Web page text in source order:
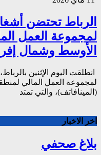
لمجموعة العمل
الأوسط وشمال
انطلقت اليوم الإثنين
لمجموعة العمل المالي
(المينافاتف)، والتي تمتد
اخر الاخبار
بلاغ صحفي